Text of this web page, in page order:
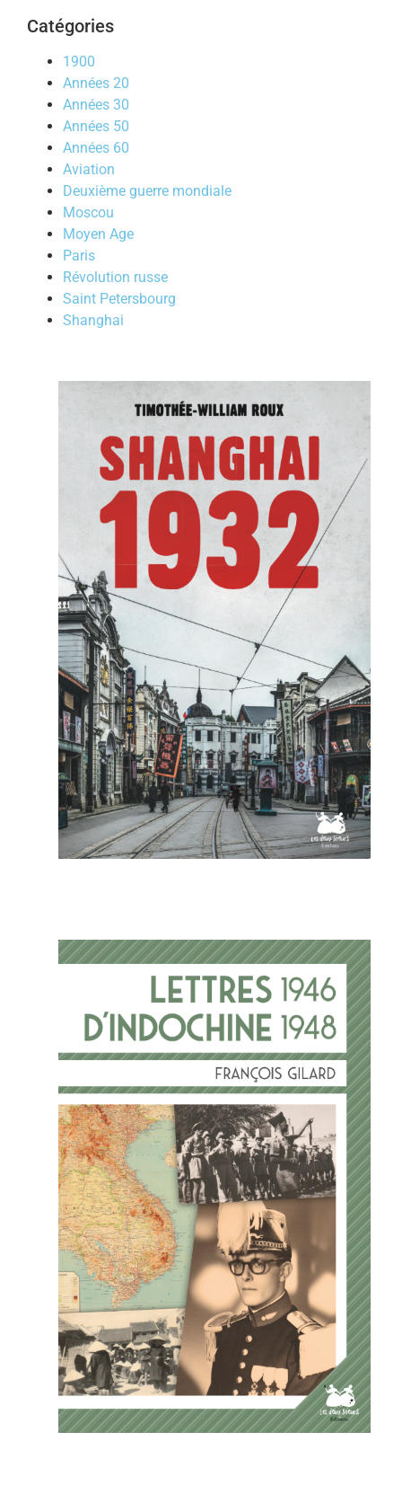
Catégories
1900
Années 20
Années 30
Années 50
Années 60
Aviation
Deuxième guerre mondiale
Moscou
Moyen Age
Paris
Révolution russe
Saint Petersbourg
Shanghai